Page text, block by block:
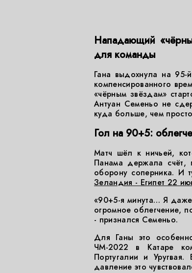
Нападающий
для команды
Гана выдохнула на
компенсированного
«чёрным звёздам»
Антуан Семеньо не
куда больше, чем
Гол на 90+5:
Матч шёл к ничьей,
Панама держала счёт,
оборону соперника. И
Зеландия - Египет 22
«90+5-я минута… Я даже
огромное облегчение,
- признался Семеньо.
Для Ганы это
ЧМ-2022 в Катаре
Португалии и
давление это